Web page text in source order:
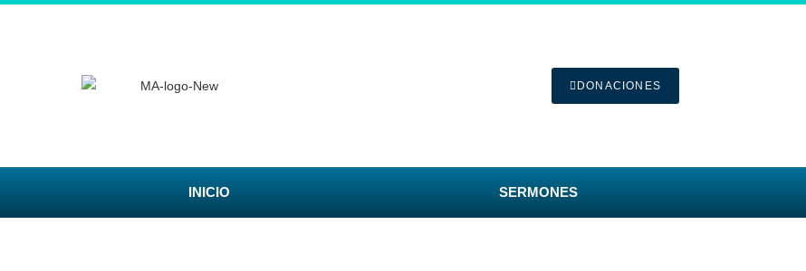
DONACIONES
INICIO SERMONES